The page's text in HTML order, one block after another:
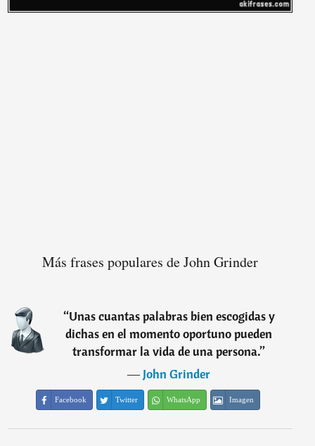
Más frases populares de John Grinder
“Unas cuantas palabras bien escogidas y
dichas en el momento oportuno pueden
transformar la vida de una persona.”
―John Grinder
Facebook Twitter WhatsApp Imagen